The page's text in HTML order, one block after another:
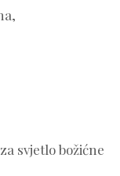
svjetlo božićne